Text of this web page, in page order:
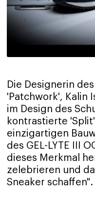
Die Designerin des
'Patchwork', Kalin
im Design des
kontrastierte
einzigartigen
des GEL-LYTE III
dieses Merkmal
zelebrieren und
Sneaker schaffen".